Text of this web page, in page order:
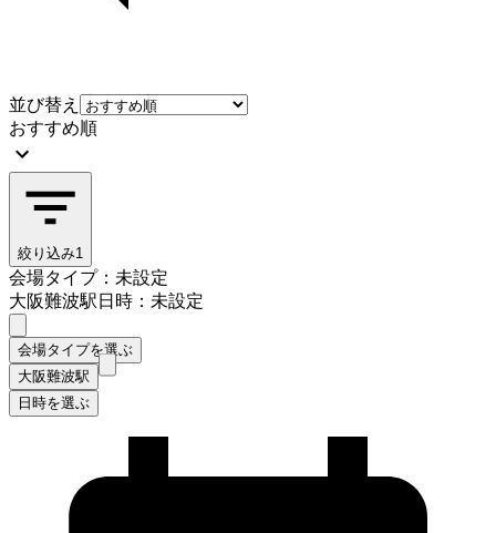
並び替え
おすすめ順
絞り込み1
会場タイプ：未設定
大阪難波駅日時：未設定
会場タイプを選ぶ
大阪難波駅
日時を選ぶ